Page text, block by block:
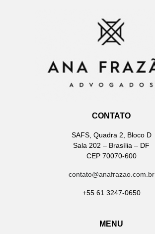
CONTATO
SAFS, Quadra 2, Bloco D
Sala 202 – Brasília – DF
CEP 70070-600
contato@anafrazao.com.br
+55 61 3247-0650
MENU